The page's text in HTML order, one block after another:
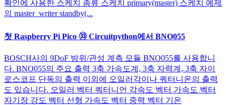
확인에 사용한 스케치 종류 스케치 primary(master) 스케치 예제
의 master_writer standby(...
첫 Raspberry Pi Pico ㉝ Circuitpython에서 BNO055
BOSCH사의 9DoF 방위/관성 계측 모듈 BNO055를 사용합니
다. BNO055의 주요 출력 3축 가속도계, 3축 자력계, 3축 자이
로스코프 단독의 출력 이외에 오일러각이나 쿼터니온의 출력
도 있습니다. 오일러 벡터 쿼터니언 각속도 벡터 가속도 벡터
자기장 강도 벡터 선형 가속도 벡터 중력 벡터 기온